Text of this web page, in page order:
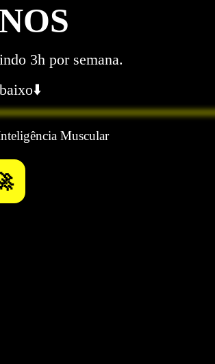
3h por semana.
Muscular